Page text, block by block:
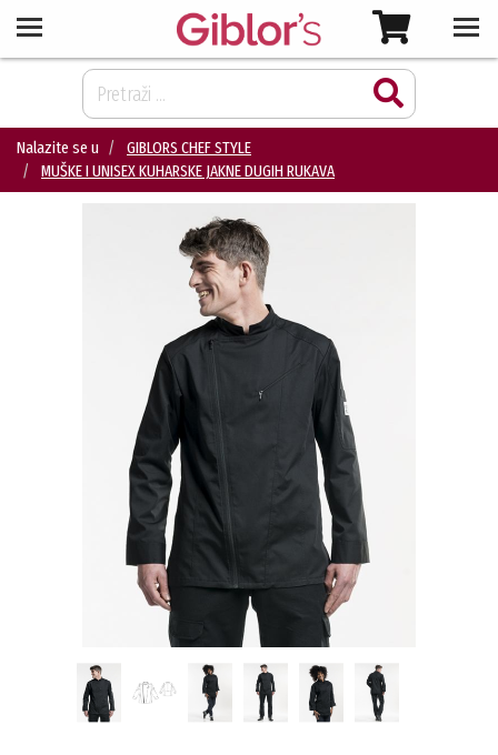
Nalazite se u
GIBLORS CHEF STYLE
MUŠKE I UNISEX KUHARSKE JAKNE DUGIH RUKAVA